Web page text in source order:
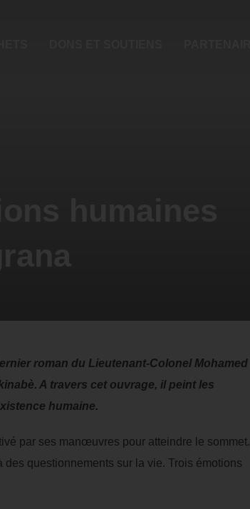
roman du Lieutenant-Colonel Mohamed
A travers cet ouvrage, il peint les
humaine.
par ses manœuvres pour atteindre le sommet.
questionnements sur la vie. Trois émotions